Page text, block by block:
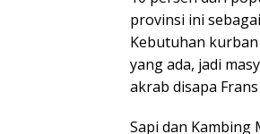
provinsi ini
Kebutuhan
yang ada, jadi
akrab disapa
​Sapi dan Kambing